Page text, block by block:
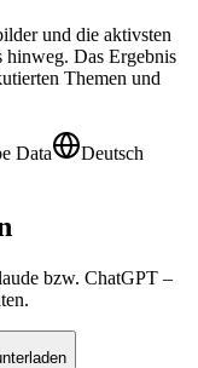
und die aktivsten
Das Ergebnis
Themen und
Data
Deutsch
bzw. ChatGPT –